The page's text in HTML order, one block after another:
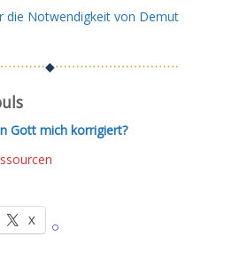
die Notwendigkeit von Demut
◆⋯⋯⋯⋯⋯⋯⋯⋯⋯⋯
Gott mich korrigiert?
X